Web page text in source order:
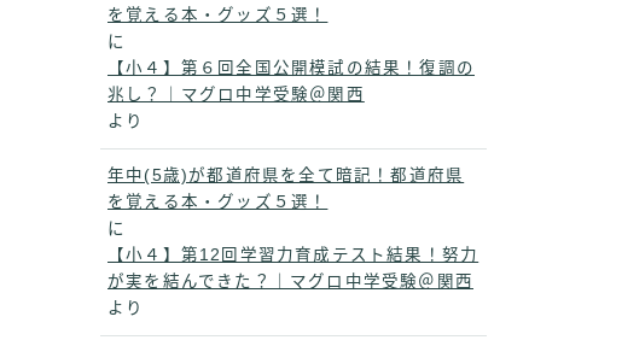
を覚える本・グッズ５選！
に
【小４】第６回全国公開模試の結果！復調の
兆し？｜マグロ中学受験＠関西
より
年中(5歳)が都道府県を全て暗記！都道府県
を覚える本・グッズ５選！
に
【小４】第12回学習力育成テスト結果！努力
が実を結んできた？｜マグロ中学受験＠関西
より